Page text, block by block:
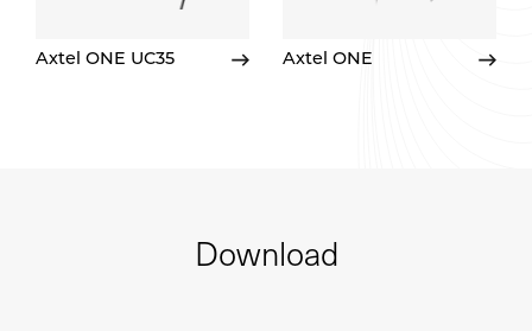
Axtel ONE UC35 Axtel ONE
Download